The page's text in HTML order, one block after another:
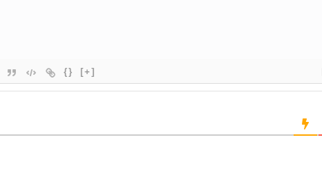
{} [+]